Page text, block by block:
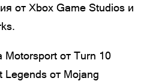
от Xbox Game Studios и
от Turn 10
Legends от Mojang